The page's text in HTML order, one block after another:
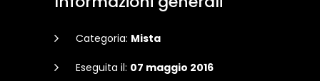
Categoria: Mista
Eseguita il: 07 maggio 2016